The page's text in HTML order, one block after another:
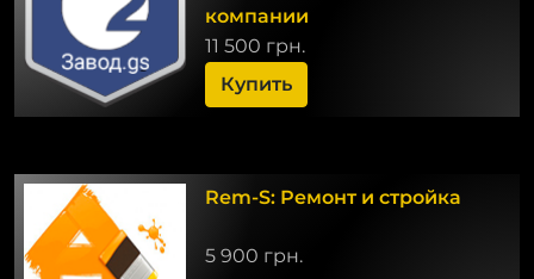
компании
11 500 грн.
Купить
Rem-S: Ремонт и стройка
5 900 грн.